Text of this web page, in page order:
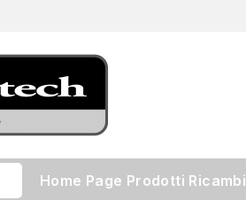
Home Page Prodotti Ricambi